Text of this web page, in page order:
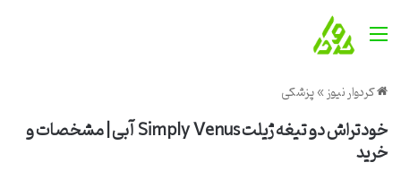
منو
کردوار نیوز»پزشکی
خودتراش دو تیغه ژیلت Simply Venus آبی | مشخصات و
خرید